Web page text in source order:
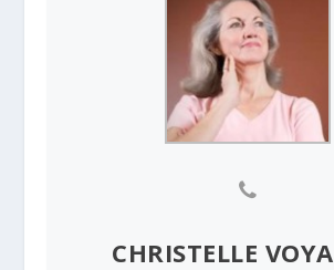
CHRISTELLE